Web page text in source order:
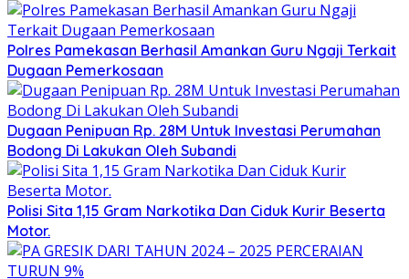
Polres Pamekasan Berhasil Amankan Guru Ngaji Terkait
Dugaan Pemerkosaan
Dugaan Penipuan Rp. 28M Untuk Investasi Perumahan
Bodong Di Lakukan Oleh Subandi
Polisi Sita 1,15 Gram Narkotika Dan Ciduk Kurir Beserta
Motor.